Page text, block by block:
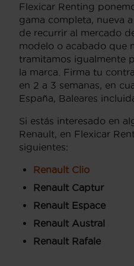
Flexicar Renting
gama completa, nueva
de recurrir al mercado
modelo o acabado que
tramitamos igualmente
la marca. Firma tu
en 2 a 3 semanas, en
España, Baleares
Si estás interesado en
Renault, en Flexicar
siguientes:
Renault Clio
Renault Captur
Renault Espace
Renault Austral
Renault Rafale